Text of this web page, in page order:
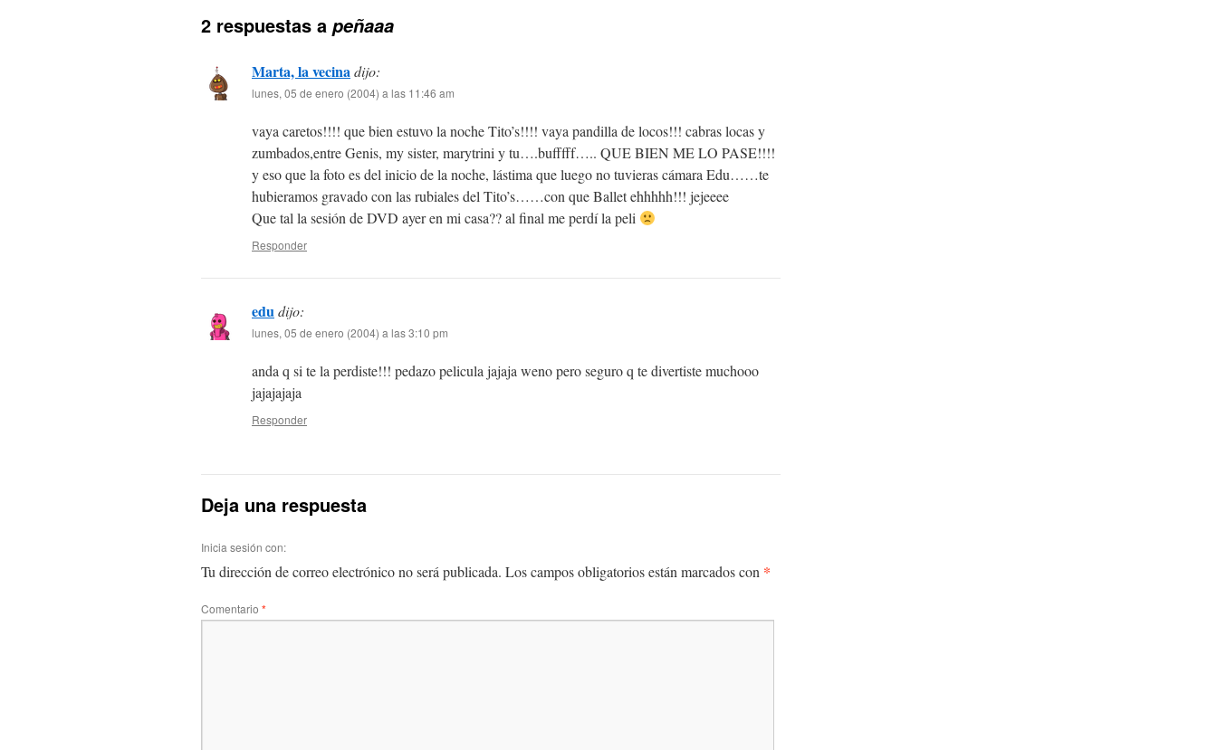
2 respuestas a peñaaa
Marta, la vecinadijo:
lunes, 05 de enero (2004) a las 11:46 am
vaya caretos!!!! que bien estuvo la noche Tito’s!!!! vaya pandilla de locos!!! cabras locas y
zumbados,entre Genis, my sister, marytrini y tu….bufffff….. QUE BIEN ME LO PASE!!!!
y eso que la foto es del inicio de la noche, lástima que luego no tuvieras cámara Edu……te
hubieramos gravado con las rubiales del Tito’s……con que Ballet ehhhhh!!! jejeeee
Que tal la sesión de DVD ayer en mi casa?? al final me perdí la peli
Responder
edudijo:
lunes, 05 de enero (2004) a las 3:10 pm
anda q si te la perdiste!!! pedazo pelicula jajaja weno pero seguro q te divertiste muchooo
jajajajaja
Responder
Deja una respuesta
Inicia sesión con:
Tu dirección de correo electrónico no será publicada. Los campos obligatorios están marcados con *
Comentario *